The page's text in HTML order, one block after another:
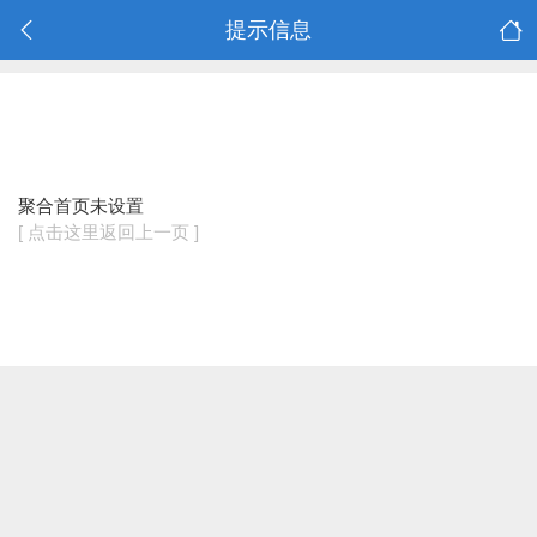
提示信息
聚合首页未设置
[ 点击这里返回上一页 ]